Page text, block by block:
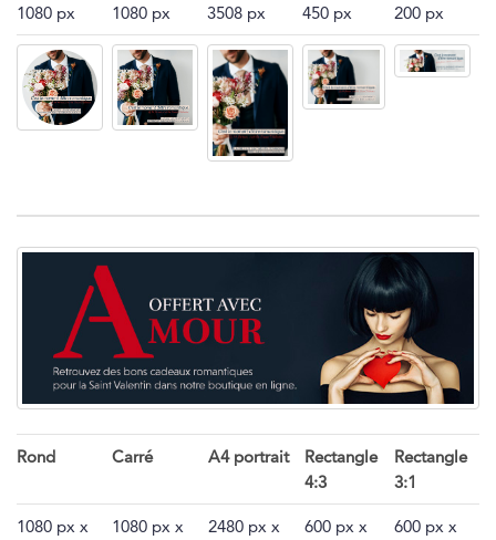
1080 px
1080 px
3508 px
450 px
200 px
Rond Carré A4 portrait
Rectangle
4:3
Rectangle
3:1
1080 px x
1080 px x
2480 px x
600 px x
600 px x